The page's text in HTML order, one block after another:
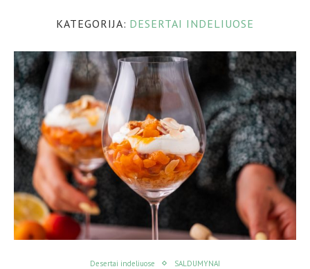
KATEGORIJA: DESERTAI INDELIUOSE
Desertai indeliuose SALDUMYNAI